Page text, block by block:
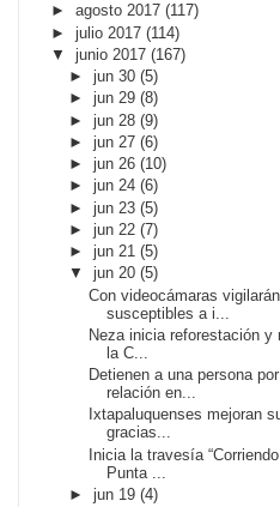
► agosto 2017 (117)
► julio 2017 (114)
▼ junio 2017 (167)
►jun 30(5)
►jun 29(8)
►jun 28(9)
►jun 27(6)
►jun 26(10)
►jun 24(6)
►jun 23(5)
►jun 22(7)
►jun 21(5)
▼jun 20(5)
Con videocámaras
susceptibles a i...
Neza inicia reforestación y
la C...
Detienen a una persona
relación en...
Ixtapaluquenses mejoran
gracias...
Inicia la travesía
Punta ...
►jun 19(4)